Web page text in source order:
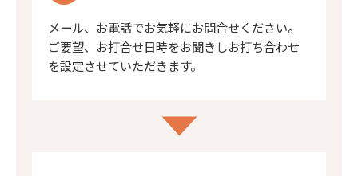
メール、お電話でお気軽にお問合せください。
ご要望、お打合せ日時をお聞きしお打ち合わせ
を設定させていただきます。